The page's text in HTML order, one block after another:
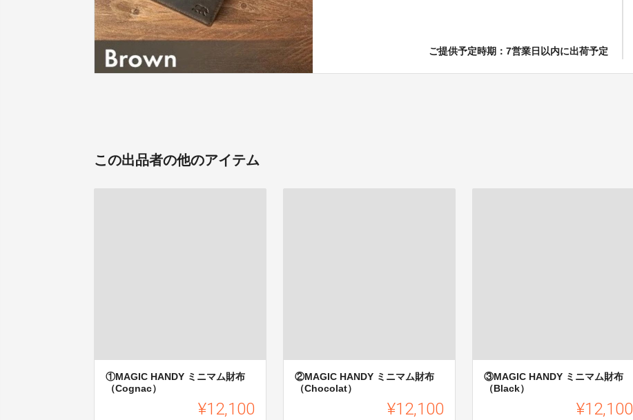
ご提供予定時期：7営業日以内に出荷予定
この出品者の他のアイテム
①MAGIC HANDY ミニマム財布
（Cognac）
¥12,100
②MAGIC HANDY ミニマム財布
（Chocolat）
¥12,100
③MAGIC HANDY ミニマム財布
（Black）
¥12,100